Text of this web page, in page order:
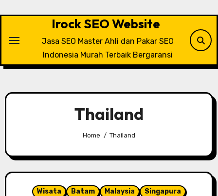
Irock SEO Website
Jasa SEO Master Ahli dan Pakar SEO
Indonesia Murah Terbaik Bergaransi
Thailand
Home Thailand
Wisata Batam Malaysia
Singapura